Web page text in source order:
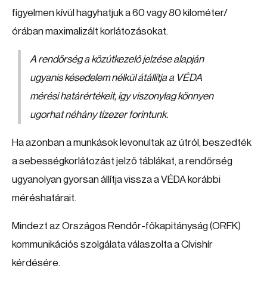
figyelmen kívül hagyhatjuk a 60 vagy 80 kilométer/
órában maximalizált korlátozásokat.
A rendőrség a közútkezelő jelzése alapján
ugyanis késedelem nélkül átállítja a VÉDA
mérési határértékeit, így viszonylag könnyen
ugorhat néhány tízezer forintunk.
Ha azonban a munkások levonultak az útról, beszedték
a sebességkorlátozást jelző táblákat, a rendőrség
ugyanolyan gyorsan állítja vissza a VÉDA korábbi
méréshatárait.
Mindezt az Országos Rendőr-főkapitányság (ORFK)
kommunikációs szolgálata válaszolta a Cívishír
kérdésére.